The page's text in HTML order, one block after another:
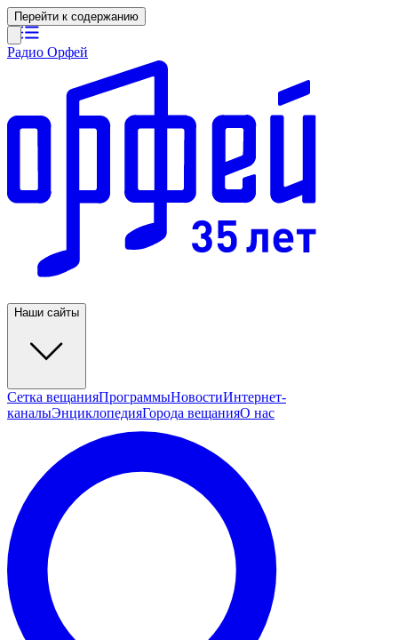
Перейти к содержанию
Радио Орфей
Наши сайты
Сетка вещанияПрограммыНовостиИнтернет-
каналыЭнциклопедияГорода вещанияО нас